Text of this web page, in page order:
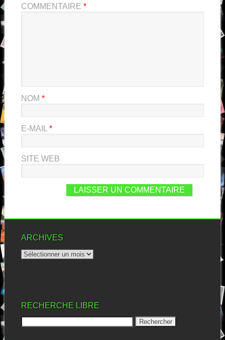
COMMENTAIRE *
NOM *
E-MAIL *
SITE WEB
ARCHIVES
RECHERCHE LIBRE